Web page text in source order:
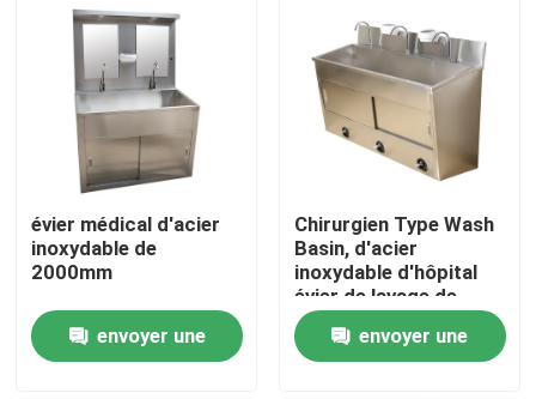
évier médical d'acier
inoxydable de
2000mm
envoyer une
Chirurgien Type Wash
Basin, d'acier
inoxydable d'hôpital
évier de lavage de
main actionné par
genou envoyer une